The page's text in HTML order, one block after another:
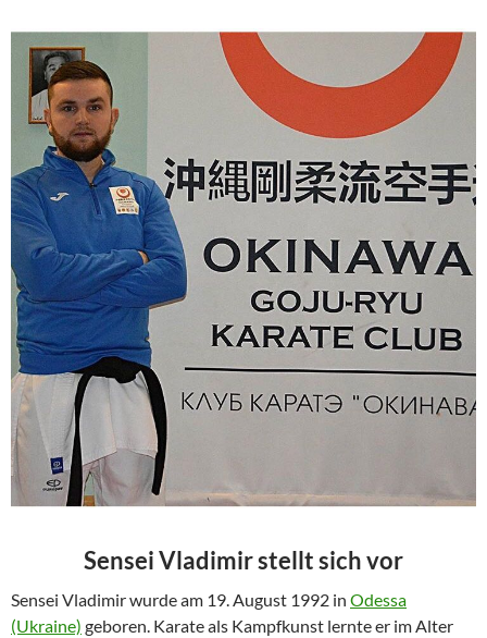
Sensei Vladimir stellt sich vor
Sensei Vladimir wurde am 19. August 1992 in Odessa
(Ukraine) geboren. Karate als Kampfkunst lernte er im Alter